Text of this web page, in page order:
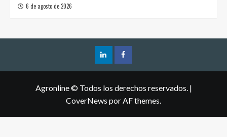
6 de agosto de 2026
Agronline © Todos los derechos reservados. |
CoverNews por AF themes.